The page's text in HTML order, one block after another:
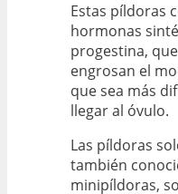
Estas píldoras
hormonas
progestina,
engrosan el
que sea más
llegar al óvulo.
Las píldoras
también
minipíldoras,